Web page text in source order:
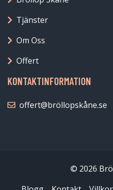
Tjänster
Om Oss
Offert
KONTAKTINFORMATION
offert@bröllopskåne.se
© 2026